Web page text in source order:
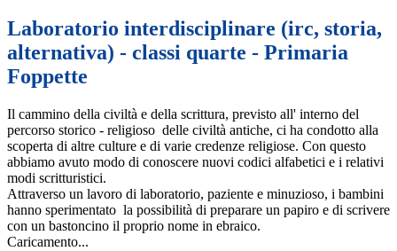
Laboratorio interdisciplinare (irc, storia,
alternativa) - classi quarte - Primaria
Foppette
Il cammino della civiltà e della scrittura, previsto all' interno del
percorso storico - religioso delle civiltà antiche, ci ha condotto alla
scoperta di altre culture e di varie credenze religiose. Con questo
abbiamo avuto modo di conoscere nuovi codici alfabetici e i relativi
modi scritturistici.
Attraverso un lavoro di laboratorio, paziente e minuzioso, i bambini
hanno sperimentato la possibilità di preparare un papiro e di scrivere
con un bastoncino il proprio nome in ebraico.
Caricamento...